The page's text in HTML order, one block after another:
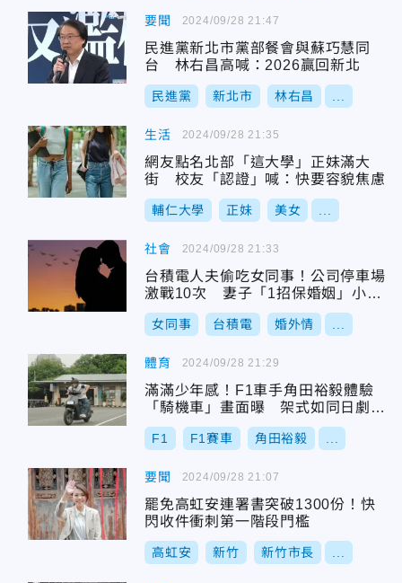
要聞
民進黨新北市黨部餐會與蘇巧慧同
台 林右昌高喊：2026贏回新北
民進黨 新北市 林右昌
2024/09/28 21:47
生活
網友點名北部「這大學」正妹滿大
街 校友「認證」喊：快要容貌焦慮
輔仁大學 正妹 美女
2024/09/28 21:35
社會
台積電人夫偷吃女同事！公司停車場
激戰10次 妻子「1招保婚姻」小三
慘了
女同事 台積電 婚外情
2024/09/28 21:33
體育
滿滿少年感！F1車手角田裕毅體驗
「騎機車」畫面曝 架式如同日劇男
主角
F1 F1賽車 角田裕毅
2024/09/28 21:29
要聞
罷免高虹安連署書突破1300份！快
閃收件衝刺第一階段門檻
高虹安 新竹 新竹市長
2024/09/28 21:07